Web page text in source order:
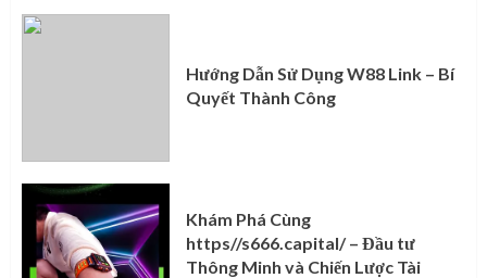
Hướng Dẫn Sử Dụng W88 Link – Bí
Quyết Thành Công
Khám Phá Cùng
https//s666.capital/ – Đầu tư
Thông Minh và Chiến Lược Tài